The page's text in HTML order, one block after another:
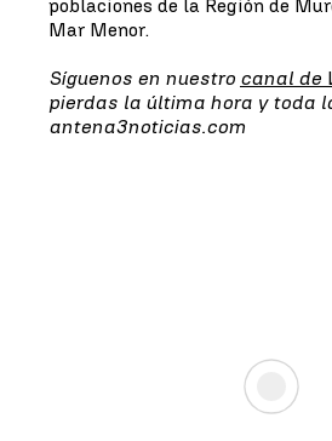
poblaciones de la Región de
Mar Menor.
Síguenos en nuestro canal de
pierdas la última hora y toda
antena3noticias.com